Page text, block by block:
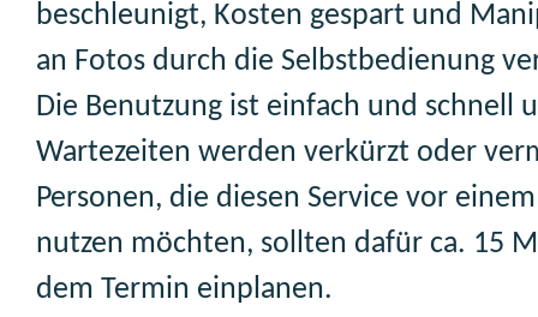
beschleunigt, Kosten gespart und
an Fotos durch die Selbstbedienung
Die Benutzung ist einfach und schnell
Wartezeiten werden verkürzt oder
Personen, die diesen Service vor
nutzen möchten, sollten dafür ca. 15
dem Termin einplanen.